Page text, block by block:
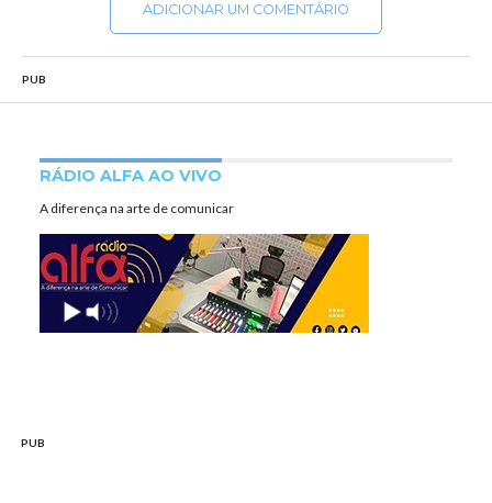
ADICIONAR UM COMENTÁRIO
PUB
RÁDIO ALFA AO VIVO
A diferença na arte de comunicar
PUB